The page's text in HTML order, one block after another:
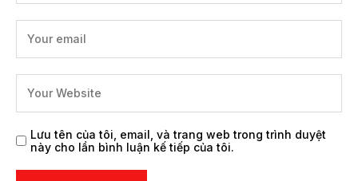
Lưu tên của tôi, email, và trang web trong trình duyệt
này cho lần bình luận kế tiếp của tôi.